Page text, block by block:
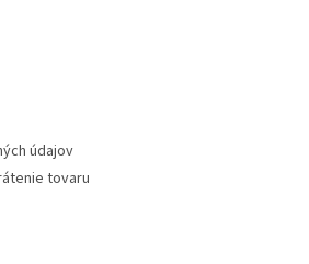
údajov
tovaru